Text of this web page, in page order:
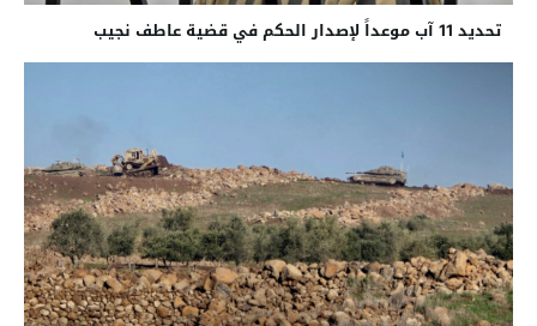
تحديد 11 آب موعداً لإصدار الحكم في قضية عاطف نجيب